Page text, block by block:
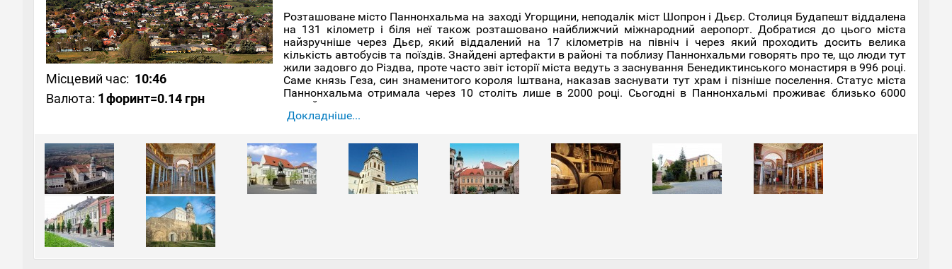
Місцевий час: 10:46
Валюта: 1 форинт=0.14 грн
Розташоване місто Паннонхальма на заході Угорщини, неподалік міст Шопрон і Дьєр. Столиця Будапешт віддалена
на 131 кілометр і біля неї також розташовано найближчий міжнародний аеропорт. Добратися до цього міста
найзручніше через Дьєр, який віддалений на 17 кілометрів на північ і через який проходить досить велика
кількість автобусів та поїздів. Знайдені артефакти в районі та поблизу Паннонхальми говорять про те, що люди тут
жили задовго до Різдва, проте часто звіт історії міста ведуть з заснування Бенедиктинського монастиря в 996 році.
Саме князь Геза, син знаменитого короля Іштвана, наказав заснувати тут храм і пізніше поселення. Статус міста
Паннонхальма отримала через 10 століть лише в 2000 році. Сьогодні в Паннонхальмі проживає близько 6000
людей.
пагорбі, що носить ім'я Святого Мартіна, який височить на 282 метри над містом. За розмірами бенедиктинське
абатство, яке як можна припустити було засноване ченцями-бенедиктинцями, поступається лише римському
абатству Монтекассіно. Воно встигло побачити чимало воєн та правителів і всі вони згубно впливали на нього,
руйнуючи та перебудовуючи. Через це архітектуру абатства неможливо зарахувати до жодного стилю – тут
намішано романський стиль, готика, класицизм і трохи бароко. На території абатства є і свої внутрішні визначні
Якщо ж бенедиктинське Абатство Паннонхальма вам набридло, то прямуйте в центр міста, де можна поблукати
Докладніше...